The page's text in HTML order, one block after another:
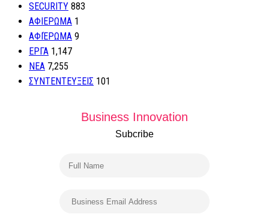
SECURITY 883
ΑΦΙΕΡΩΜΑ 1
ΑΦΙΈΡΩΜΑ 9
ΕΡΓΑ 1,147
ΝΕΑ 7,255
ΣΥΝΤΕΝΤΕΥΞΕΙΣ 101
Business Innovation
Subcribe